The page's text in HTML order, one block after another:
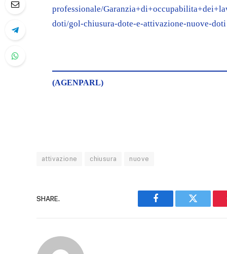
professionale/
doti/gol-chiusura-dote-e-attivazione-nuove-doti
(AGENPARL)
attivazione chiusura nuove
SHARE.
Facebook Twitter